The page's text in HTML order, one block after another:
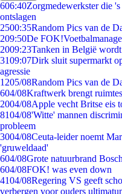
606:40Zorgmedewerkster die
ontslagen
2500:35Random Pics van de
209:50De
2009:23Tanken in België
3109:07Dirk sluit supermarkt
agressie
1205/08Random Pics van de
604/08Kraftwerk brengt
2004/08Apple vecht Britse eis
8104/08'Witte' mannen
probleem
3004/08Ceuta-leider noemt
'gruweldaad'
604/08Grote natuurbrand
604/08FOK! was even down
4104/08Regering VS geeft
verbergen voor ouders